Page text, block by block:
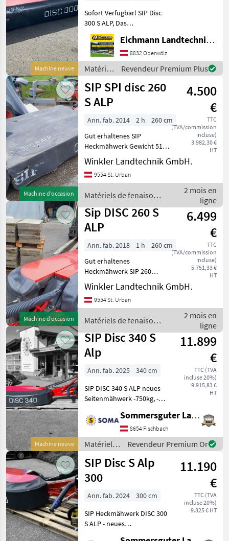
Machine neuve
Sofort Verfügbar! SIP Disc
300 S ALP, Das
Heckmähwerk DISC 300 S
ALP garantiert auch in
extrem steilem Gelände
eine hohe Mähqualität.
Ausstattung & Details:
Eichmann Landtechnik GmbH
8832 Oberwölz
Matériels
de
fenaison
/ SIP
Revendeur Premium Plus
Machine d’occasion
SIP SPI disc 260
S ALP
4.500
€
TTC
(TVA/commission
incluse)
3.982,30 €
HT
Ann. fab. 2014 2 h
260 cm
Gut erhaltenes SIP
Heckmähwerk Gewicht 510
kg Barre de coupe: Disques,
Basculement: Basculement
mécanique, Faucheuses
arrières Matériels de fe
Winkler Landtechnik GmbH.
9554 St. Urban
Matériels de fenaison /
SIP
2 mois en
ligne
Machine d’occasion
Sip DISC 260 S
ALP
6.499
€
TTC
(TVA/commission
incluse)
5.751,33 €
HT
Ann. fab. 2018 1 h
260 cm
Gut erhaltenes
Heckmähwerk SIP 260
Gewicht 510 kg In einem
guten Zustand Barre de
coupe: Disques,
mécanique, Faucheuses
arrières, : Fauche
Winkler Landtechnik GmbH.
9554 St. Urban
Matériels de fenaison /
SIP
2 mois en
ligne
Machine neuve
SIP Disc 340 S
Alp
11.899
€
TTC (TVA
incluse 20%)
9.915,83 €
HT
Ann. fab. 2025
340 cm
SIP DISC 340 S ALP neues
Seitenmähwerk -750kg, -
Hanglagen -Anbau Kat I
und II -8 Mähscheiben -
Zapfwellendrehzahl 540
U/min -Überl
Sommersguter Landmaschinen GmbH
8654 Fischbach
Matériels
de
fenaison /
SIP
Revendeur Premium Or
SIP Disc S Alp
300
11.190
€
TTC (TVA
incluse 20%)
9.325 € HT
Ann. fab. 2024
300 cm
SIP Heckmähwerk DISC 300
S ALP - neues